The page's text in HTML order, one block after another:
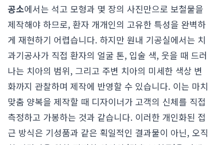
공소에서는 석고 모형과 몇 장의 사진만으로 보철물을
제작해야 하므로, 환자 개개인의 고유한 특성을 완벽하
게 재현하기 어렵습니다. 하지만 원내 기공실에서는 치
과기공사가 직접 환자의 얼굴 톤, 입술 색, 웃을 때 드러
나는 치아의 범위, 그리고 주변 치아의 미세한 색상 변
화까지 관찰하며 제작에 반영할 수 있습니다. 이는 마치
맞춤 양복을 제작할 때 디자이너가 고객의 신체를 직접
측정하고 가봉하는 것과 같습니다. 이러한 개인화된 접
근 방식은 기성품과 같은 획일적인 결과물이 아닌, 오직